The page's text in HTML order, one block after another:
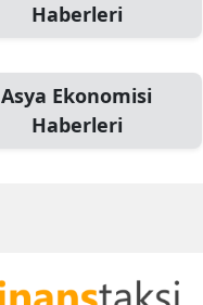
Haberleri
Asya Ekonomisi
Haberleri